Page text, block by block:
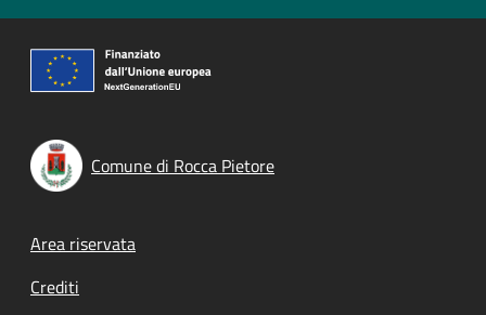
Comune di Rocca Pietore
Footer menu
Area riservata
Crediti